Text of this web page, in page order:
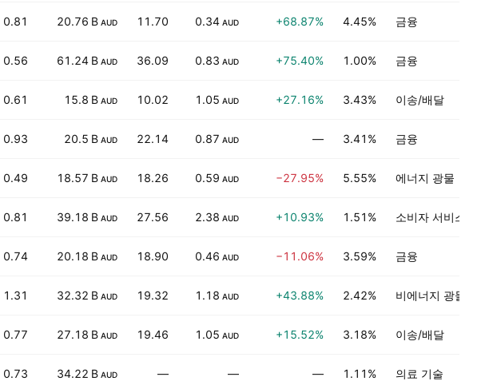
0.81 20.76 B AUD 11.70 0.34 AUD +68.87% 4.45% 금융
0.56 61.24 B AUD 36.09 0.83 AUD +75.40% 1.00% 금융
0.61 15.8 B AUD 10.02 1.05 AUD +27.16% 3.43% 이송/배달
0.93 20.5 B AUD 22.14 0.87 AUD — 3.41% 금융
0.49 18.57 B AUD 18.26 0.59 AUD −27.95% 5.55% 에너지 광물
0.81 39.18 B AUD 27.56 2.38 AUD +10.93% 1.51% 소비자 서비스
0.74 20.18 B AUD 18.90 0.46 AUD −11.06% 3.59% 금융
1.31 32.32 B AUD 19.32 1.18 AUD +43.88% 2.42% 비에너지 광물
0.77 27.18 B AUD 19.46 1.05 AUD +15.52% 3.18% 이송/배달
0.73 34.22 B AUD — — — 1.11% 의료 기술